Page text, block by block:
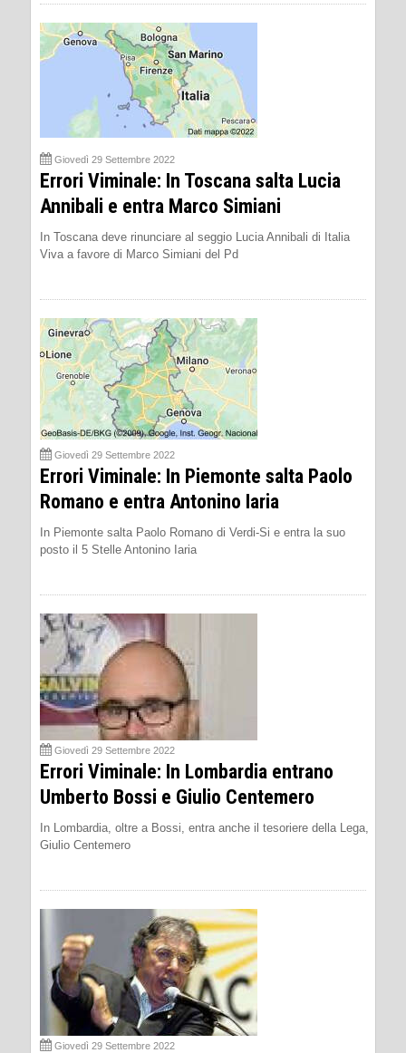
Giovedì 29 Settembre 2022
Errori Viminale: In Toscana salta Lucia
Annibali e entra Marco Simiani
In Toscana deve rinunciare al seggio Lucia Annibali di Italia
Viva a favore di Marco Simiani del Pd
Giovedì 29 Settembre 2022
Errori Viminale: In Piemonte salta Paolo
Romano e entra Antonino Iaria
In Piemonte salta Paolo Romano di Verdi-Si e entra la suo
posto il 5 Stelle Antonino Iaria
Giovedì 29 Settembre 2022
Errori Viminale: In Lombardia entrano
Umberto Bossi e Giulio Centemero
In Lombardia, oltre a Bossi, entra anche il tesoriere della Lega,
Giulio Centemero
Giovedì 29 Settembre 2022